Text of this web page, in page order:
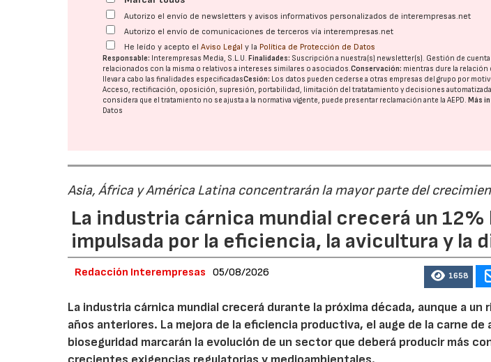
Autorizo el envío de newsletters y avisos informativos personalizados de interempresas.net
Autorizo el envío de comunicaciones de terceros vía interempresas.net
He leído y acepto elAviso Legal y la Política de Protección de Datos
Responsable: Interempresas Media, S.L.U.Finalidades: Suscripción a nuestra(s) newsletter(s). Gestión de
relacionados con la misma o relativos a intereses similares o asociados.Conservación: mientras dure la relación
llevar a cabo las finalidades especificadasCesión: Los datos pueden cederse a otras empresas del grupo por
Acceso, rectificación, oposición, supresión, portabilidad, limitación del tratatamiento y decisiones
considera que el tratamiento no se ajusta a la normativa vigente, puede presentar reclamación ante laAEPD.Más
Datos
Asia, África y América Latina concentrarán la mayor parte del
La industria cárnica mundial crecerá un 12%
impulsada por la eficiencia, la avicultura y la
Redacción Interempresas 05/08/2026 1658
La industria cárnica mundial crecerá durante la próxima década, aunque a un
años anteriores. La mejora de la eficiencia productiva, el auge de la carne de
bioseguridad marcarán la evolución de un sector que deberá producir más